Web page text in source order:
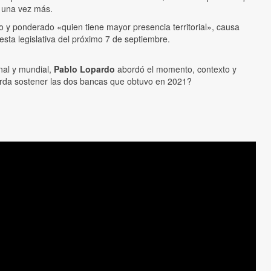
vez más.
ponderado «quien tiene mayor presencia territorial», causa
legislativa del próximo 7 de septiembre.
y mundial, Pablo Lopardo abordó el momento, contexto y
sostener las dos bancas que obtuvo en 2021?